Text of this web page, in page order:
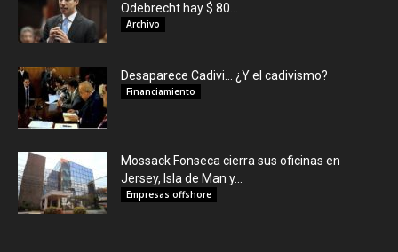
Odebrecht hay $ 80...
Archivo
Desaparece Cadivi… ¿Y el cadivismo?
Financiamiento
Mossack Fonseca cierra sus oficinas en
Jersey, Isla de Man y...
Empresas offshore